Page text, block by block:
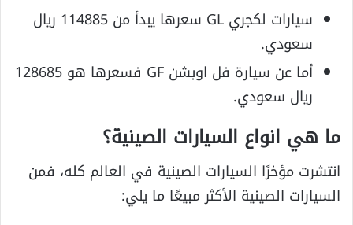
سيارات لكجري GL سعرها يبدأ من 114885 ريال
سعودي.
أما عن سيارة فل اوبشن GF فسعرها هو 128685
ريال سعودي.
ما هي انواع السيارات الصينية؟
انتشرت مؤخرًا السيارات الصينية في العالم كله، فمن
السيارات الصينية الأكثر مبيعًا ما يلي: